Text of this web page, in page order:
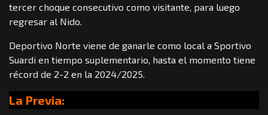
tercer choque consecutivo como visitante, para luego
regresar al Nido.
Deportivo Norte viene de ganarle como local a Sportivo
Suardi en tiempo suplementario, hasta el momento tiene
récord de 2-2 en la 2024/2025.
La Previa: